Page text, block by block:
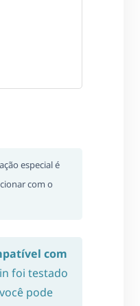
especial é
com o
com
foi testado
pode